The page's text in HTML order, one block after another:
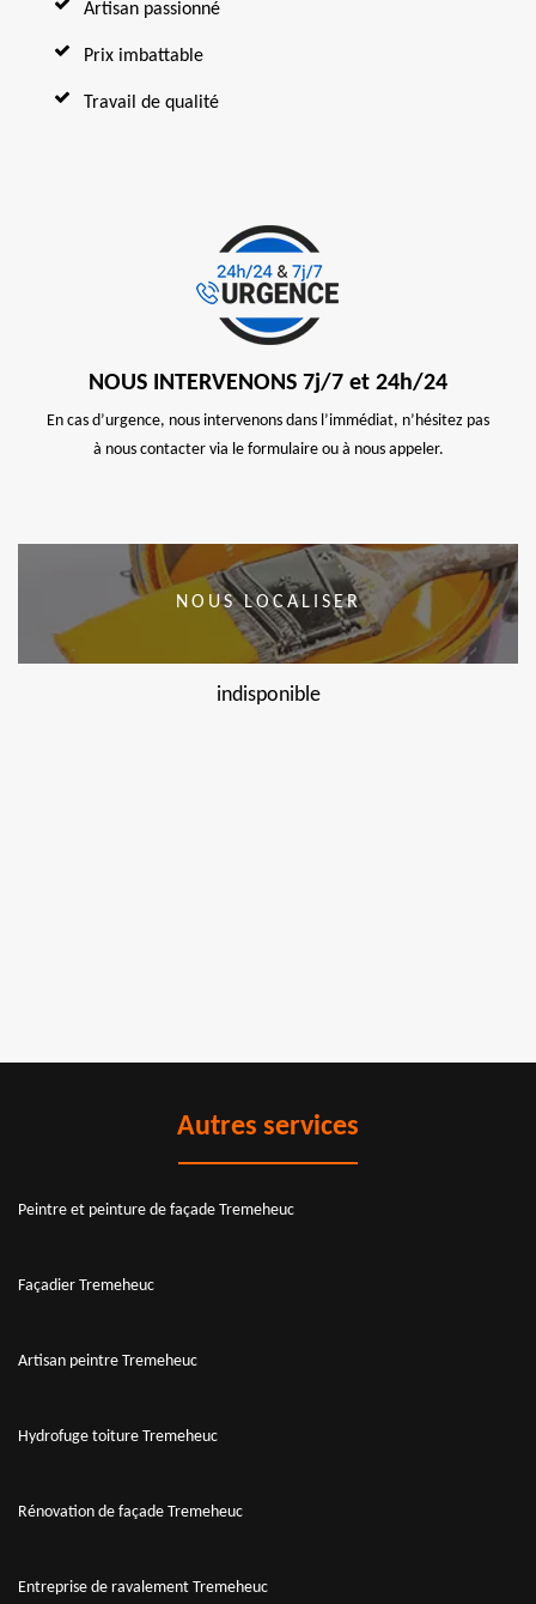
Artisan passionné
Prix imbattable
Travail de qualité
NOUS INTERVENONS 7j/7 et 24h/24
En cas d’urgence, nous intervenons dans l’immédiat, n’hésitez pas
à nous contacter via le formulaire ou à nous appeler.
NOUS LOCALISER
indisponible
Autres services
Peintre et peinture de façade Tremeheuc
Façadier Tremeheuc
Artisan peintre Tremeheuc
Hydrofuge toiture Tremeheuc
Rénovation de façade Tremeheuc
Entreprise de ravalement Tremeheuc